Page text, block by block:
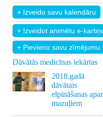
+ Pievieno savu zīmējumu
Dāvātās medicīnas iekārtas
2018.gadā
dāvātais
elpināšanas
mazuļiem